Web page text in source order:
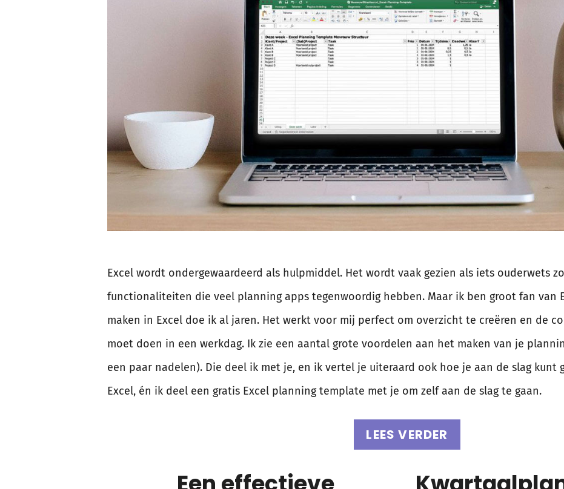
Excel wordt ondergewaardeerd als hulpmiddel. Het wordt vaak gezien als iets ouderwets
functionaliteiten die veel planning apps tegenwoordig hebben. Maar ik ben groot fan van
maken in Excel doe ik al jaren. Het werkt voor mij perfect om overzicht te creëren en de
moet doen in een werkdag. Ik zie een aantal grote voordelen aan het maken van je
een paar nadelen). Die deel ik met je, en ik vertel je uiteraard ook hoe je aan de slag kunt
Excel, én ik deel een gratis Excel planning template met je om zelf aan de slag te gaan.
LEES VERDER